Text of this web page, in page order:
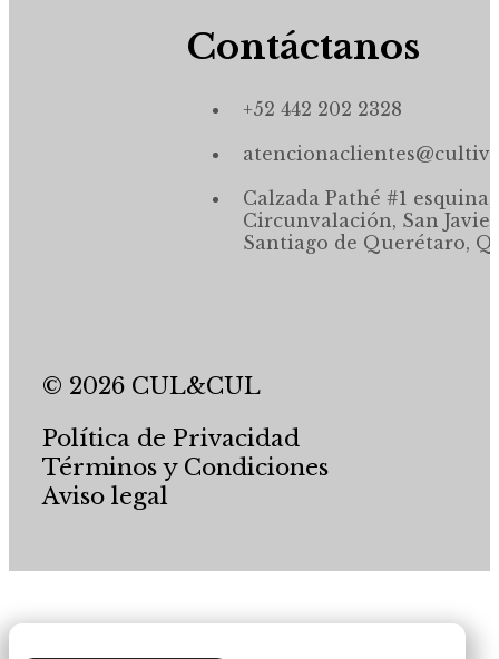
Contáctanos
+52 442 202 2328
Calzada Pathé #1 esquina,
Circunvalación, San
Santiago de Querétaro,
© 2026 CUL&CUL
Política de Privacidad
Términos y Condiciones
Aviso legal